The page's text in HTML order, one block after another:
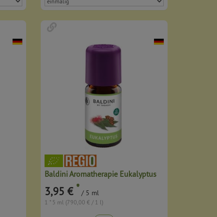
Baldini Aromatherapie Eukalyptus
3,95 €* / 5 ml
1 * 5 ml (790,00 € / 1 l)